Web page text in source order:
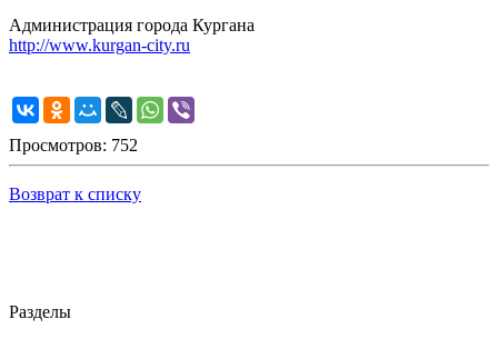
Администрация города Кургана
http://www.kurgan-city.ru
Просмотров: 752
Возврат к списку
Разделы